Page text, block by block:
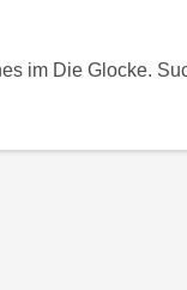
im Die Glocke.